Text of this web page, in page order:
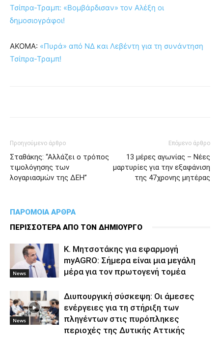
Τσίπρα-Τραμπ: «Βομβάρδισαν» τον Αλέξη οι
δημοσιογράφοι!
ΑΚΟΜΑ: «Πυρά» από ΝΔ και Λεβέντη για τη συνάντηση
Τσίπρα-Τραμπ!
Προηγούμενο άρθρο
Σταθάκης: “Αλλάζει ο τρόπος
τιμολόγησης των
λογαριασμών της ΔΕΗ”
Επόμενο άρθρο
13 μέρες αγωνίας – Νέες
μαρτυρίες για την εξαφάνιση
της 47χρονης μητέρας
ΠΑΡΟΜΟΙΑ ΑΡΘΡΑ
ΠΕΡΙΣΣΟΤΕΡΑ ΑΠΟ ΤΟΝ ΔΗΜΙΟΥΡΓΟ
News
Κ. Μητσοτάκης για εφαρμογή
myAGRO: Σήμερα είναι μια μεγάλη
μέρα για τον πρωτογενή τομέα
News
Διυπουργική σύσκεψη: Οι άμεσες
ενέργειες για τη στήριξη των
πληγέντων στις πυρόπληκες
περιοχές της Δυτικής Αττικής